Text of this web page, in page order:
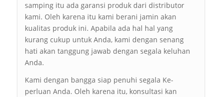
samping itu ada garansi produk dari distributor
kami. Oleh karena itu kami berani jamin akan
kualitas produk ini. Apabila ada hal hal yang
kurang cukup untuk Anda, kami dengan senang
hati akan tanggung jawab dengan segala keluhan
Anda.
Kami dengan bangga siap penuhi segala Ke-
perluan Anda. Oleh karena itu, konsultasi kan